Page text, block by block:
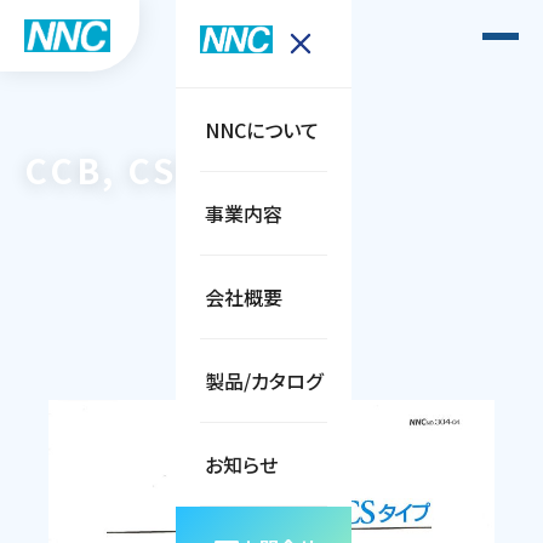
NNCについて
事業内容
会社概要
製品/カタログ
お知らせ
CCB, CSTタイプ